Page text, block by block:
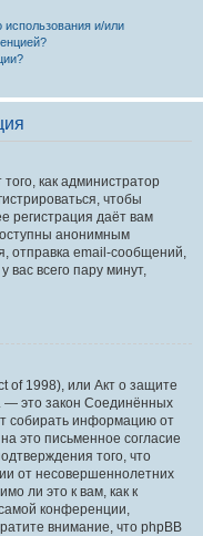
использования и/или
как администратор
чтобы
регистрация даёт вам
анонимным
отправка email-сообщений,
вас всего пару минут,
of 1998), или Акт о защите
— это закон Соединённых
собирать информацию от
это письменное согласие
того, что
от несовершеннолетних
ли это к вам, как к
конференции,
внимание, что phpBB